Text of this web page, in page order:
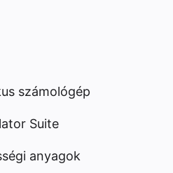
számológép
Suite
anyagok